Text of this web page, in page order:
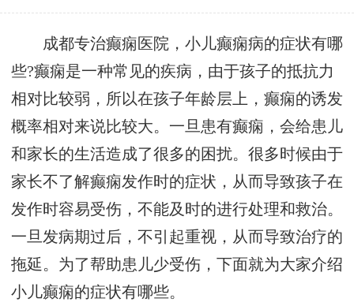
成都专治癫痫医院，小儿癫痫病的症状有哪
些?癫痫是一种常见的疾病，由于孩子的抵抗力
相对比较弱，所以在孩子年龄层上，癫痫的诱发
概率相对来说比较大。一旦患有癫痫，会给患儿
和家长的生活造成了很多的困扰。很多时候由于
家长不了解癫痫发作时的症状，从而导致孩子在
发作时容易受伤，不能及时的进行处理和救治。
一旦发病期过后，不引起重视，从而导致治疗的
拖延。为了帮助患儿少受伤，下面就为大家介绍
小儿癫痫的症状有哪些。